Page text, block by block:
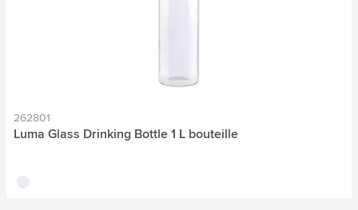
262801
Luma Glass Drinking Bottle 1 L bouteille